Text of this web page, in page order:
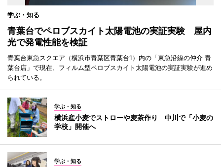
学ぶ・知る
青葉台でペロブスカイト太陽電池の実証実験 屋内
光で発電性能を検証
青葉台東急スクエア（横浜市青葉区青葉台1）内の「東急沿線の仲介 青
葉台店」で現在、フィルム型ペロブスカイト太陽電池の実証実験が進め
られている。
学ぶ・知る
横浜産小麦でストローや麦茶作り 中川で「小麦の
学校」開催へ
学ぶ・知る